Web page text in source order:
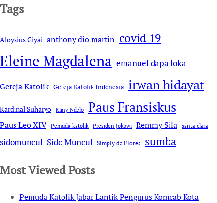
Tags
Aloysius Giyai anthony dio martin covid 19
Eleine Magdalena emanuel dapa loka
Gereja Katolik Gereja Katolik Indonesia irwan hidayat
Kardinal Suharyo Kimy Ndelo Paus Fransiskus
Paus Leo XIV Pemuda katolik Presiden Jokowi Remmy Sila santa clara
sidomuncul Sido Muncul Simply da Flores sumba
Most Viewed Posts
Pemuda Katolik Jabar Lantik Pengurus Komcab Kota